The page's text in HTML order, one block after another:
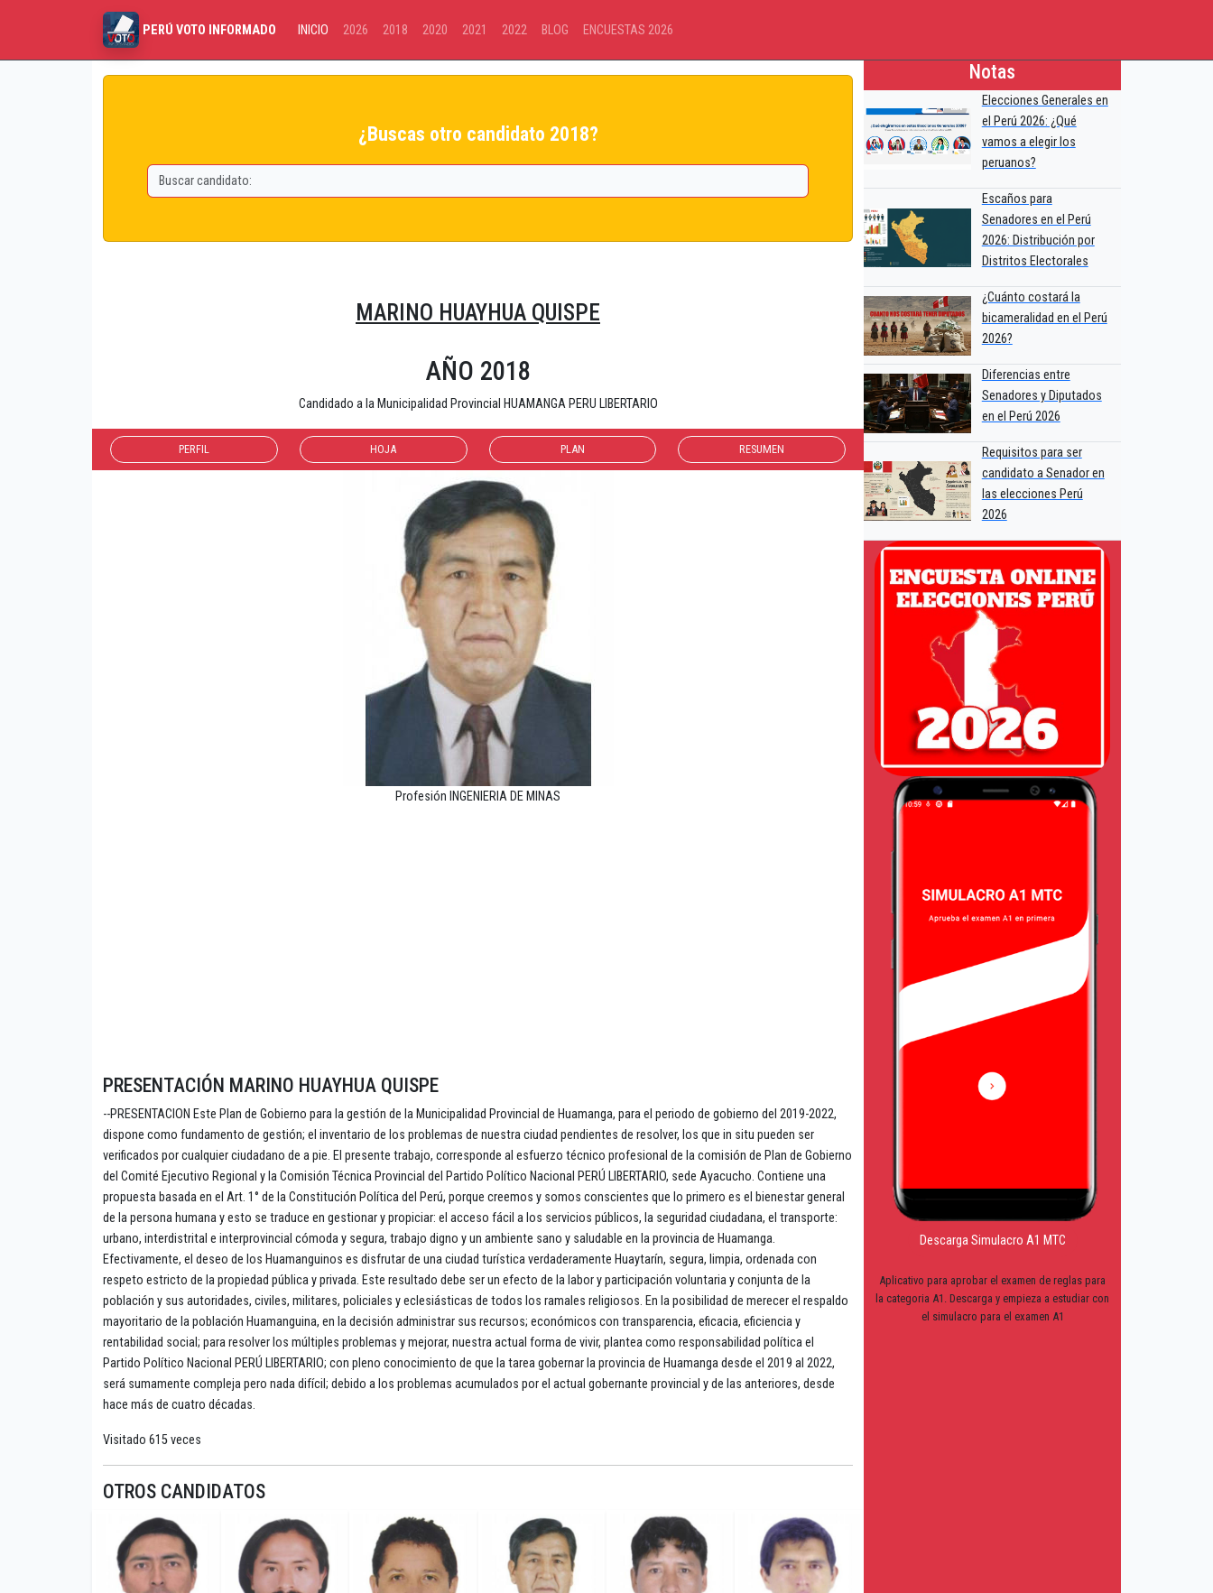
PERÚ VOTO INFORMADO INICIO 2026 2018 2020 2021 2022 BLOG ENCUESTAS 2026
¿Buscas otro candidato 2018?
MARINO HUAYHUA QUISPE
AÑO 2018
Candidado a la Municipalidad Provincial HUAMANGA PERU LIBERTARIO
PERFIL HOJA PLAN RESUMEN
Profesión INGENIERIA DE MINAS
PRESENTACIÓN MARINO HUAYHUA QUISPE
--PRESENTACION Este Plan de Gobierno para la gestión de la Municipalidad Provincial de Huamanga, para el periodo de gobierno del 2019-2022,
dispone como fundamento de gestión; el inventario de los problemas de nuestra ciudad pendientes de resolver, los que in situ pueden ser
verificados por cualquier ciudadano de a pie. El presente trabajo, corresponde al esfuerzo técnico profesional de la comisión de Plan de Gobierno
del Comité Ejecutivo Regional y la Comisión Técnica Provincial del Partido Político Nacional PERÚ LIBERTARIO, sede Ayacucho. Contiene una
propuesta basada en el Art. 1° de la Constitución Política del Perú, porque creemos y somos conscientes que lo primero es el bienestar general
de la persona humana y esto se traduce en gestionar y propiciar: el acceso fácil a los servicios públicos, la seguridad ciudadana, el transporte:
urbano, interdistrital e interprovincial cómoda y segura, trabajo digno y un ambiente sano y saludable en la provincia de Huamanga.
Efectivamente, el deseo de los Huamanguinos es disfrutar de una ciudad turística verdaderamente Huaytarín, segura, limpia, ordenada con
respeto estricto de la propiedad pública y privada. Este resultado debe ser un efecto de la labor y participación voluntaria y conjunta de la
población y sus autoridades, civiles, militares, policiales y eclesiásticas de todos los ramales religiosos. En la posibilidad de merecer el respaldo
mayoritario de la población Huamanguina, en la decisión administrar sus recursos; económicos con transparencia, eficacia, eficiencia y
rentabilidad social; para resolver los múltiples problemas y mejorar, nuestra actual forma de vivir, plantea como responsabilidad política el
Partido Político Nacional PERÚ LIBERTARIO; con pleno conocimiento de que la tarea gobernar la provincia de Huamanga desde el 2019 al 2022,
será sumamente compleja pero nada difícil; debido a los problemas acumulados por el actual gobernante provincial y de las anteriores, desde
hace más de cuatro décadas.
Visitado 615 veces
OTROS CANDIDATOS
Notas
Elecciones Generales en
el Perú 2026: ¿Qué
vamos a elegir los
peruanos?
Escaños para
Senadores en el Perú
2026: Distribución por
Distritos Electorales
¿Cuánto costará la
bicameralidad en el Perú
2026?
Diferencias entre
Senadores y Diputados
en el Perú 2026
Requisitos para ser
candidato a Senador en
las elecciones Perú
2026
Descarga Simulacro A1 MTC
Aplicativo para aprobar el examen de reglas para
la categoria A1. Descarga y empieza a estudiar con
el simulacro para el examen A1